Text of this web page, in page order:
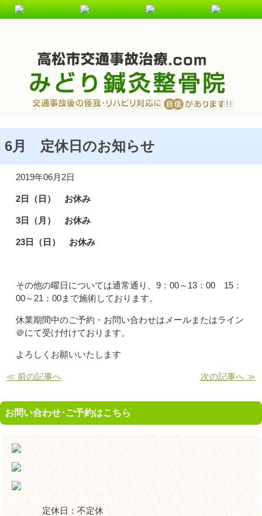
交通事故・むち打ち施術を受けるなら、高松むち打ち.comに
ご相談ください！
6月 定休日のお知らせ
2019年06月2日
2日（日） お休み
3日（月） お休み
23日（日） お休み
その他の曜日については通常通り、9：00～13：00 15：
00～21：00まで施術しております。
休業期間中のご予約・お問い合わせはメールまたはライン
＠にて受け付けております。
よろしくお願いいたします
≪ 前の記事へ 次の記事へ ≫
お問い合わせ･ご予約はこちら
定休日：不定休